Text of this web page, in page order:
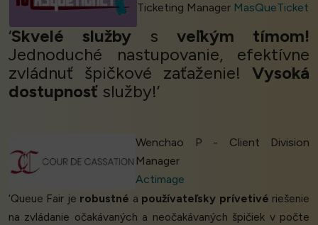
Ticketing Manager MasQueTicket
‘Skvelé služby s veľkým tímom!
Jednoduché nastupovanie, efektívne
zvládnuť špičkové zaťaženie! Vysoká
dostupnosť služby!’
Wenchao P - Client Division
Manager
Actimage
‘Queue Fair je robustné a používateľsky prívetivé riešenie
na zvládanie očakávaných a neočakávaných špičiek v počte